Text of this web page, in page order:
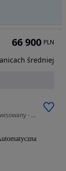
1591 cm3 • 177 KM • Bezwypadkowy - automat - serwisowany - 4x4 - 177 KM
66 900 PLN
średniej